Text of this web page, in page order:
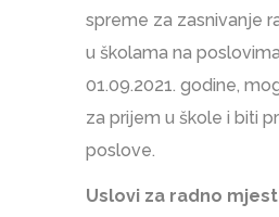
spreme za zasnivanje
u školama na
01.09.2021. godine,
za prijem u škole i biti
poslove.
Uslovi za radno